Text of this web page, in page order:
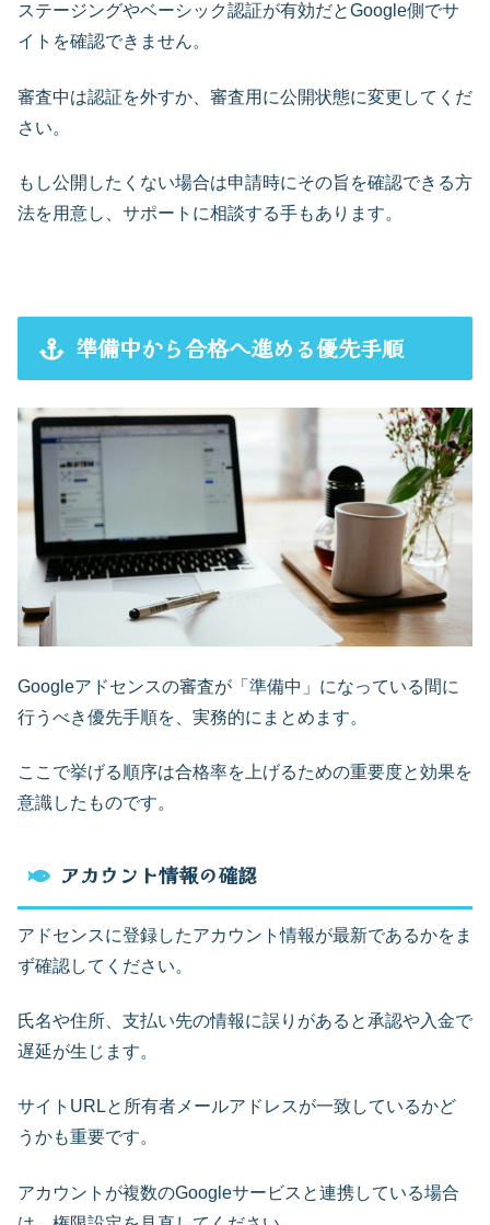
ステージングやベーシック認証が有効だとGoogle側でサ
イトを確認できません。
審査中は認証を外すか、審査用に公開状態に変更してくだ
さい。
もし公開したくない場合は申請時にその旨を確認できる方
法を用意し、サポートに相談する手もあります。
準備中から合格へ進める優先手順
Googleアドセンスの審査が「準備中」になっている間に
行うべき優先手順を、実務的にまとめます。
ここで挙げる順序は合格率を上げるための重要度と効果を
意識したものです。
アカウント情報の確認
アドセンスに登録したアカウント情報が最新であるかをま
ず確認してください。
氏名や住所、支払い先の情報に誤りがあると承認や入金で
遅延が生じます。
サイトURLと所有者メールアドレスが一致しているかど
うかも重要です。
アカウントが複数のGoogleサービスと連携している場合